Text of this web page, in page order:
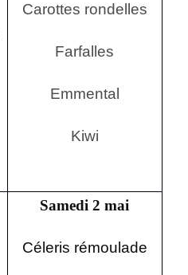
Carottes rondelles
Farfalles
Emmental
Kiwi
Samedi 2 mai
Céleris rémoulade